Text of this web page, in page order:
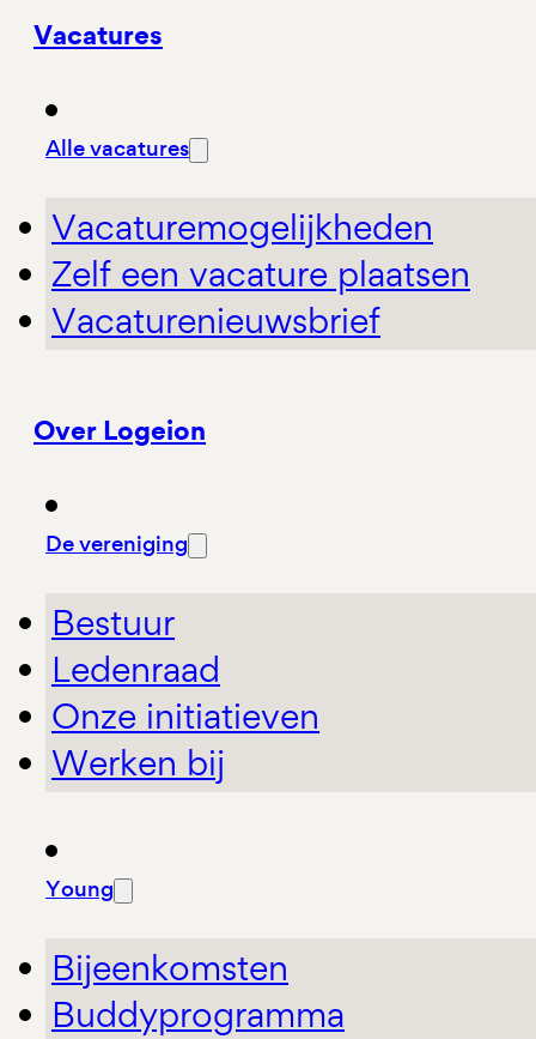
Vacatures
Alle vacatures
Vacaturemogelijkheden
Zelf een vacature plaatsen
Vacaturenieuwsbrief
Over Logeion
De vereniging
Bestuur
Ledenraad
Onze initiatieven
Werken bij
Young
Bijeenkomsten
Buddyprogramma